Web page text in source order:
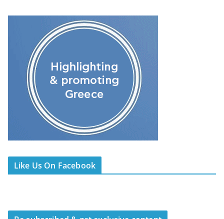
Like Us On Facebook